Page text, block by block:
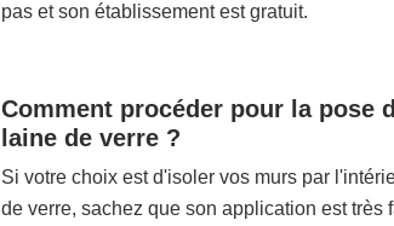
pas et son établissement est gratuit.
Comment procéder pour la pose
laine de verre ?
Si votre choix est d'isoler vos murs par
de verre, sachez que son application est très